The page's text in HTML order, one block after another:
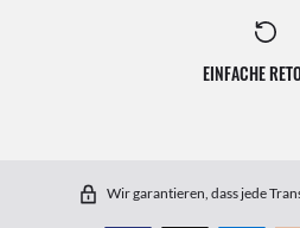
EINFACHE
Wir garantieren, dass jede